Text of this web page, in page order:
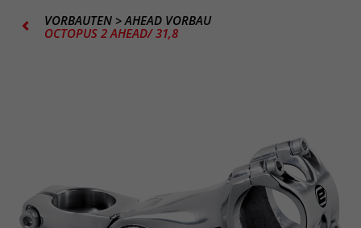
VORBAUTEN >AHEAD VORBAU
OCTOPUS 2 AHEAD/ 31,8